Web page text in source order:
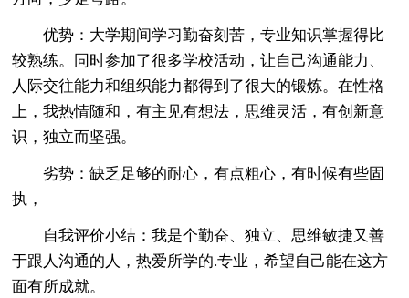
优势：大学期间学习勤奋刻苦，专业知识掌握得比
较熟练。同时参加了很多学校活动，让自己沟通能力、
人际交往能力和组织能力都得到了很大的锻炼。在性格
上，我热情随和，有主见有想法，思维灵活，有创新意
识，独立而坚强。
劣势：缺乏足够的耐心，有点粗心，有时候有些固
执，
自我评价小结：我是个勤奋、独立、思维敏捷又善
于跟人沟通的人，热爱所学的.专业，希望自己能在这方
面有所成就。